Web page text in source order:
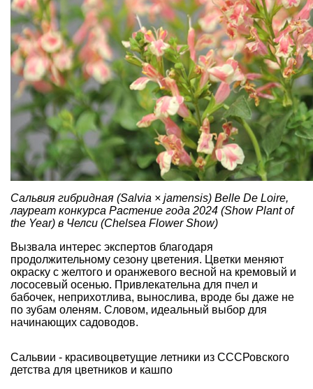
Сальвия гибридная (Salvia × jamensis) Belle De Loire,
лауреат конкурса Растение года 2024 (Show Plant of
the Year) в Челси (Chelsea Flower Show)
Вызвала интерес экспертов благодаря
продолжительному сезону цветения. Цветки меняют
окраску с желтого и оранжевого весной на кремовый и
лососевый осенью. Привлекательна для пчел и
бабочек, неприхотлива, вынослива, вроде бы даже не
по зубам оленям. Словом, идеальный выбор для
начинающих садоводов.
Сальвии - красивоцветущие летники из СССРовского
детства для цветников и кашпо